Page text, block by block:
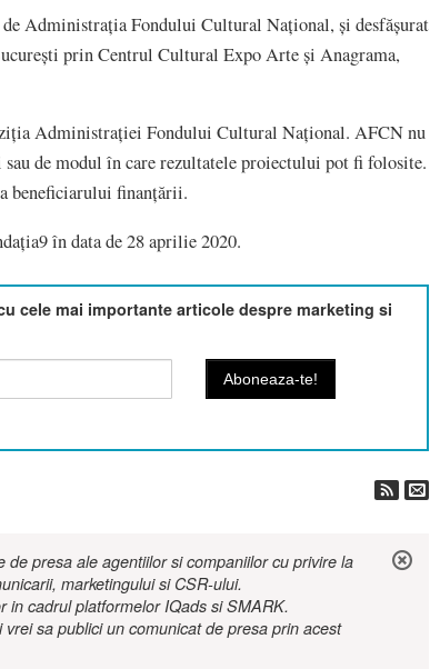
Administrația Fondului Cultural Național, și desfășurat
prin Centrul Cultural Expo Arte și Anagrama,
Administrației Fondului Cultural Național. AFCN nu
de modul în care rezultatele proiectului pot fi folosite.
beneficiarului finanțării.
în data de 28 aprilie 2020.
cele mai importante articole despre marketing si
de presa ale agentiilor si companiilor cu privire la
marketingului si CSR-ului.
in cadrul platformelor IQads si SMARK.
sa publici un comunicat de presa prin acest